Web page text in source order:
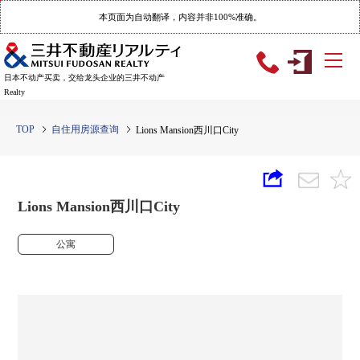
本页面为自动翻译，内容并非100%准确。
日本不动产买卖，交给龙头企业的三井不动产
Realty
TOP 自住用房源查询 Lions Mansion西川口City
Lions Mansion西川口City
公寓